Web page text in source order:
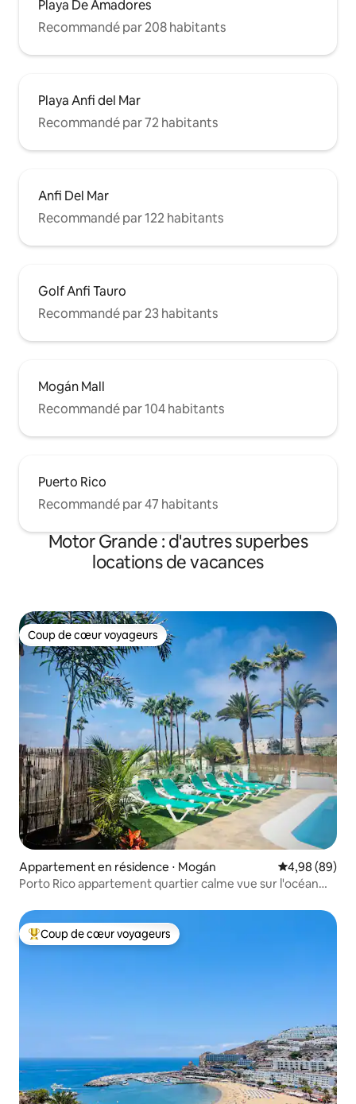
Playa De Amadores
Recommandé par 208 habitants
Playa Anfi del Mar
Recommandé par 72 habitants
Anfi Del Mar
Recommandé par 122 habitants
Golf Anfi Tauro
Recommandé par 23 habitants
Mogán Mall
Recommandé par 104 habitants
Puerto Rico
Recommandé par 47 habitants
Motor Grande : d'autres superbes
locations de vacances
Coup de cœur voyageurs
Coup de cœur voyageurs
Appartement en résidence ⋅ Mogán Évaluation
4,98 (89)
Porto Rico appartement quartier calme vue sur l'océan
Coups de cœur voyageurs les plus appréciés
Coup de cœur voyageurs